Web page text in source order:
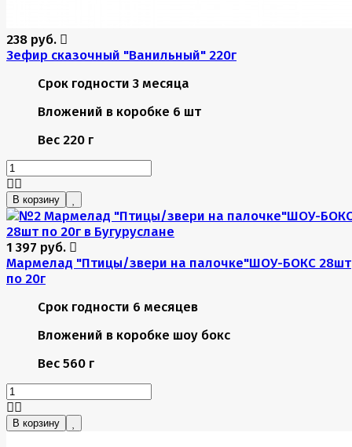
238 руб.
Зефир сказочный "Ванильный" 220г
Срок годности 3 месяца
Вложений в коробке 6 шт
Вес 220 г
В корзину
1 397 руб.
Мармелад "Птицы/звери на палочке"ШОУ-БОКС 28шт
по 20г
Срок годности 6 месяцев
Вложений в коробке шоу бокс
Вес 560 г
В корзину